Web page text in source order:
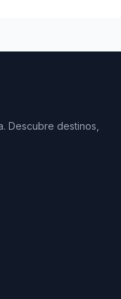
Descubre destinos,